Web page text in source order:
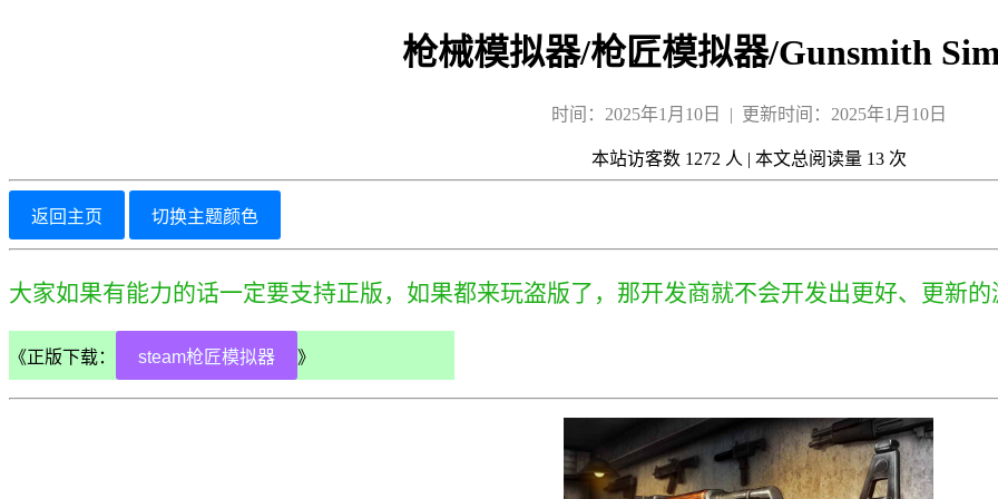
枪械模拟器/枪匠模拟器/Gunsmith
时间：2025年1月10日 | 更新时间：2025年1月10日
本站访客数 1272 人 | 本文总阅读量 13次
返回主页 切换主题颜色
大家如果有能力的话一定要支持正版，如果都来玩盗版了，那开发商就不会开发出更好、更新的
《正版下载： steam枪匠模拟器 》